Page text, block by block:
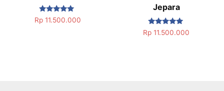
Dinilai
5.00
Rp11.500.000
Jepara
Dinilai
5.00
Rp 11.500.000